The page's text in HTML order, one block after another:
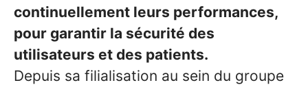
continuellement leurs performances,
pour garantir la sécurité des
utilisateurs et des patients.
Depuis sa filialisation au sein du groupe